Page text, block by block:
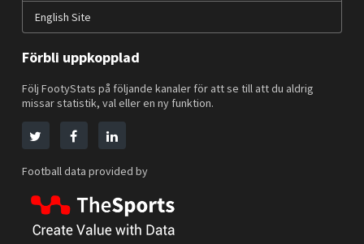
English Site
Förbli uppkopplad
Följ FootyStats på följande kanaler för att se till att du aldrig
missar statistik, val eller en ny funktion.
Football data provided by